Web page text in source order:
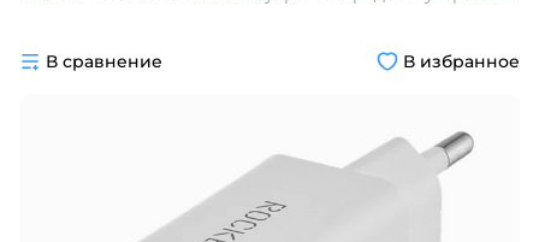
В сравнение В избранное
Разбейте
без переплат